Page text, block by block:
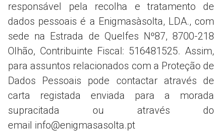
responsável pela recolha e tratamento de
dados pessoais é a Enigmasàsolta, LDA., com
sede na Estrada de Quelfes Nº87, 8700-218
Olhão, Contribuinte Fiscal: 516481525. Assim,
para assuntos relacionados com a Proteção de
Dados Pessoais pode contactar através de
carta registada enviada para a morada
supracitada ou através do
email info@enigmasasolta.pt